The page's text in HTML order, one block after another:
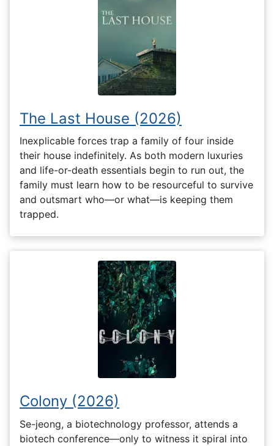
The Last House (2026)
Inexplicable forces trap a family of four inside
their house indefinitely. As both modern luxuries
and life-or-death essentials begin to run out, the
family must learn how to be resourceful to survive
and outsmart who—or what—is keeping them
trapped.
Colony (2026)
Se-jeong, a biotechnology professor, attends a
biotech conference—only to witness it spiral into